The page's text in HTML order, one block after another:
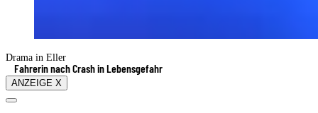
Drama in Eller
Fahrerin nach Crash in Lebensgefahr
ANZEIGE X